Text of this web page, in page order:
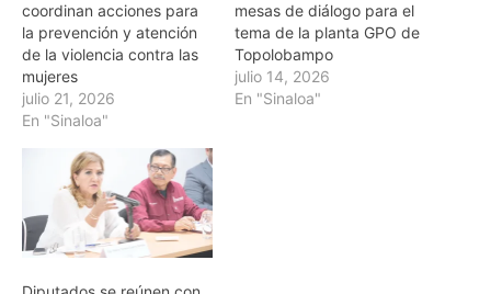
coordinan acciones para
la prevención y atención
de la violencia contra las
mujeres
julio 21, 2026
En "Sinaloa"
mesas de diálogo para el
tema de la planta GPO de
Topolobampo
julio 14, 2026
En "Sinaloa"